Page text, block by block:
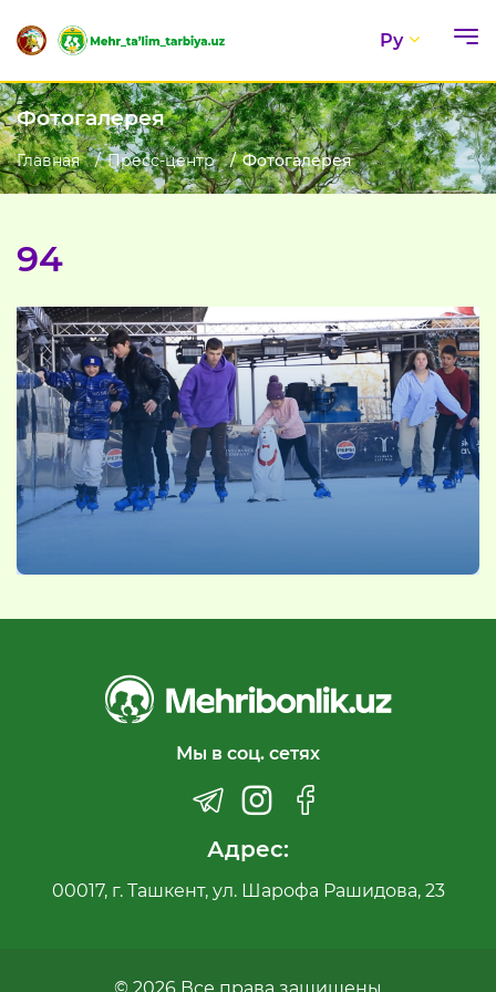
Ру
Фотогалерея
Главная Пресс-центр Фотогалерея
94
Мы в соц. сетях
Адрес:
00017, г. Ташкент, ул. Шарофа Рашидова, 23